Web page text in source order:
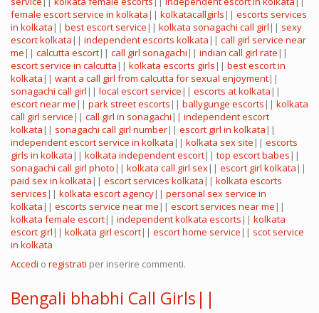
female escort service in kolkata || kolkatacallgirls || escorts services
in kolkata || best escort service || kolkata sonagachi call girl || sexy
escort kolkata || independent escorts kolkata || call girl service near
me || calcutta escort|| call girl sonagachi || indian call girl rate ||
escort service in calcutta || kolkata escorts girls || best escort in
kolkata || want a call girl from calcutta for sexual enjoyment||
sonagachi call girl || local escort service || escorts at kolkata ||
escort near me || park street escorts || ballygunge escorts || kolkata
call girl service || call girl in sonagachi || independent escort
kolkata || sonagachi call girl number|| escort girl in kolkata ||
independent escort service in kolkata || kolkata sex site || escorts
girls in kolkata || kolkata independent escort|| top escort babes ||
sonagachi call girl photo || kolkata call girl sex|| escort girl kolkata ||
paid sex in kolkata || escort services kolkata || kolkata escorts
services || kolkata escort agency|| personal sex service in
kolkata || escorts service near me || escort services near me ||
kolkata female escort|| independent kolkata escorts || kolkata
escort girl || kolkata girl escort|| escort home service || scot service
in kolkata
Accedi o registrati per inserire commenti.
Bengali bhabhi Call Girls||